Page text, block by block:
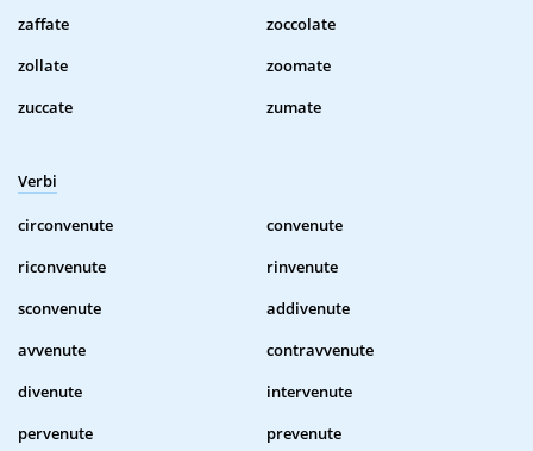
zaffate
zoccolate
zollate
zoomate
zuccate
zumate
Verbi
circonvenute
convenute
riconvenute
rinvenute
sconvenute
addivenute
avvenute
contravvenute
divenute
intervenute
pervenute
prevenute